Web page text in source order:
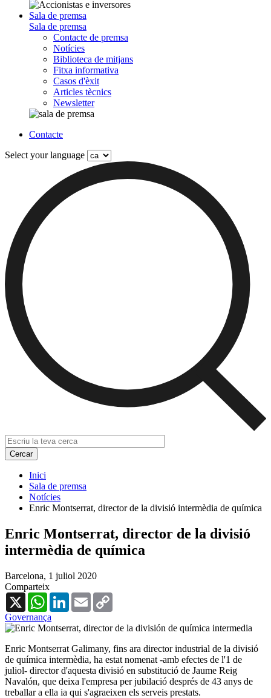
Sala de premsa
Sala de premsa
Contacte de premsa
Notícies
Biblioteca de mitjans
Fitxa informativa
Casos d'èxit
Articles tècnics
Newsletter
Contacte
Select your language
Inici
Sala de premsa
Notícies
Enric Montserrat, director de la divisió intermèdia de química
Enric Montserrat, director de la divisió
intermèdia de química
Barcelona, 1 juliol 2020
Comparteix
X
WhatsAppLinkedInEmail
Governança
Enric Montserrat Galimany, fins ara director industrial de la divisió
de química intermèdia, ha estat nomenat -amb efectes de l'1 de
juliol- director d'aquesta divisió en substitució de Jaume Reig
Navalón, que deixa l'empresa per jubilació després de 43 anys de
treballar a ella ia qui s'agraeixen els serveis prestats.